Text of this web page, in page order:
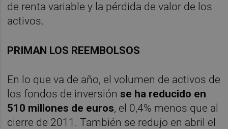
de renta variable y la pérdida de valor de los
activos.
PRIMAN LOS REEMBOLSOS
En lo que va de año, el volumen de activos de
los fondos de inversiónse ha reducido en
510 millones de euros, el 0,4% menos que al
cierre de 2011. También se redujo en abril el